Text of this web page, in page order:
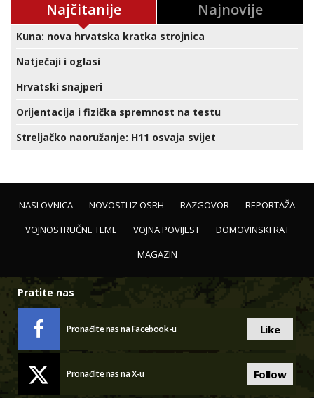
Najčitanije Najnovije
Kuna: nova hrvatska kratka strojnica
Natječaji i oglasi
Hrvatski snajperi
Orijentacija i fizička spremnost na testu
Streljačko naoružanje: H11 osvaja svijet
NASLOVNICA NOVOSTI IZ OSRH RAZGOVOR
REPORTAŽA
VOJNOSTRUČNE TEME
VOJNA POVIJEST
DOMOVINSKI RAT
MAGAZIN
Pratite nas
Pronađite nas na Facebook-u Like
Pronađite nas na X-u Follow